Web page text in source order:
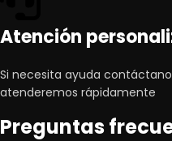
Atención
Si necesita ayuda
atenderemos rápidamente
Preguntas